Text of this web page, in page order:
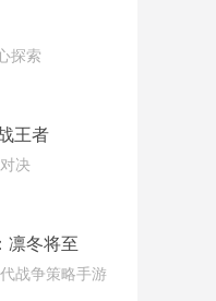
探索
王者
决
凛冬将至
战争策略手游